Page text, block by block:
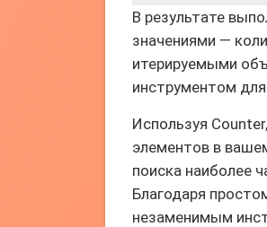
В результате
значениями —
итерируемыми
инструментом
Используя
элементов в
поиска наиболее
Благодаря
незаменимым